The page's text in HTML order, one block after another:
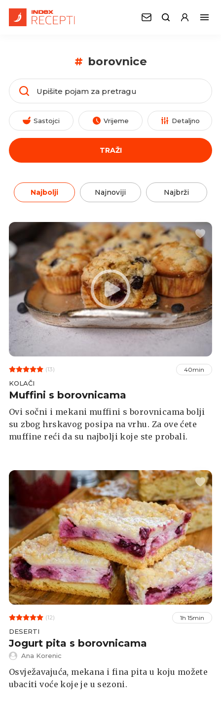
# borovnice
Sastojci Vrijeme Detaljno
TRAŽI
Najbolji Najnoviji Najbrži
(13) 40min
KOLAČI
Muffini s borovnicama
Ovi sočni i mekani muffini s borovnicama bolji
su zbog hrskavog posipa na vrhu. Za ove ćete
muffine reći da su najbolji koje ste probali.
(12) 1h 15min
DESERTI
Jogurt pita s borovnicama
Ana Korenic
Osvježavajuća, mekana i fina pita u koju možete
ubaciti voće koje je u sezoni.